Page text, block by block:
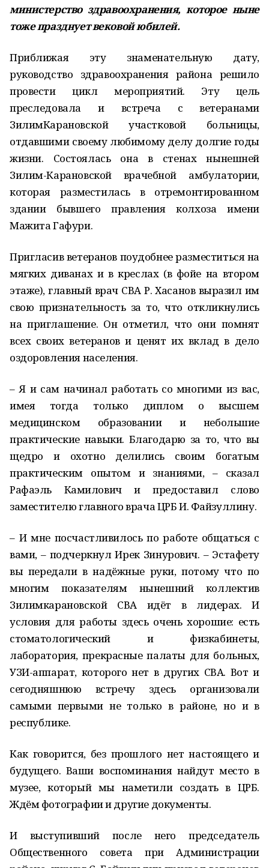
министерство здравоохранения, которое ныне
тоже празднует вековой юбилей.
Приближая эту знаменательную дату,
руководство здравоохранения района решило
провести цикл мероприятий. Эту цель
преследовала и встреча с ветеранами
ЗилимКарановской участковой больницы,
отдавшими своему любимому делу долгие годы
жизни. Состоялась она в стенах нынешней
Зилим-Карановской врачебной амбулатории,
которая разместилась в отремонтированном
здании бывшего правления колхоза имени
Мажита Гафури.
Пригласив ветеранов поудобнее разместиться на
мягких диванах и в креслах (в фойе на втором
этаже), главный врач СВА Р. Хасанов выразил им
свою признательность за то, что откликнулись
на приглашение. Он отметил, что они помнят
всех своих ветеранов и ценят их вклад в дело
оздоровления населения.
– Я и сам начинал работать со многими из вас,
имея тогда только диплом о высшем
медицинском образовании и небольшие
практические навыки. Благодарю за то, что вы
щедро и охотно делились своим богатым
практическим опытом и знаниями, – сказал
Рафаэль Камилович и предоставил слово
заместителю главного врача ЦРБ И. Файзуллину.
– И мне посчастливилось по работе общаться с
вами, – подчеркнул Ирек Зинурович. – Эстафету
вы передали в надёжные руки, потому что по
многим показателям нынешний коллектив
Зилимкарановской СВА идёт в лидерах. И
условия для работы здесь очень хорошие: есть
стоматологический и физкабинеты,
лаборатория, прекрасные палаты для больных,
УЗИ-аппарат, которого нет в других СВА. Вот и
сегодняшнюю встречу здесь организовали
самыми первыми не только в районе, но и в
республике.
Как говорится, без прошлого нет настоящего и
будущего. Ваши воспоминания найдут место в
музее, который мы наметили создать в ЦРБ.
Ждём фотографии и другие документы.
И выступивший после него председатель
Общественного совета при Администрации